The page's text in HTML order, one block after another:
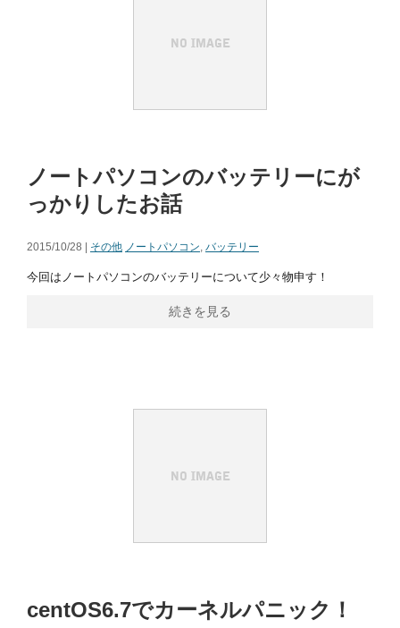
ノートパソコンのバッテリーにが
っかりしたお話
2015/10/28 | その他 ノートパソコン, バッテリー
今回はノートパソコンのバッテリーについて少々物申す！
続きを見る
centOS6.7でカーネルパニック！